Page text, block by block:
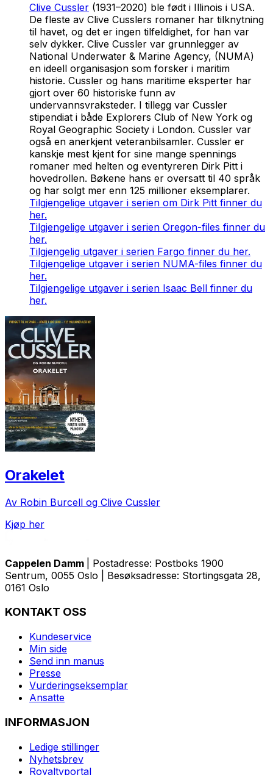
Clive Cussler (1931–2020) ble født i Illinois i USA.
De fleste av Clive Cusslers romaner har tilknytning
til havet, og det er ingen tilfeldighet, for han var
selv dykker. Clive Cussler var grunnlegger av
National Underwater & Marine Agency, (NUMA)
en ideell organisasjon som forsker i maritim
historie. Cussler og hans maritime eksperter har
gjort over 60 historiske funn av
undervannsvraksteder. I tillegg var Cussler
stipendiat i både Explorers Club of New York og
Royal Geographic Society i London. Cussler var
også en anerkjent veteranbilsamler. Cussler er
kanskje mest kjent for sine mange spennings
romaner med helten og eventyreren Dirk Pitt i
hovedrollen. Bøkene hans er oversatt til 40 språk
og har solgt mer enn 125 millioner eksemplarer.
Tilgjengelige utgaver i serien om Dirk Pitt finner du
her.
Tilgjengelige utgaver i serien Oregon-files finner du
her.
Tilgjengelig utgaver i serien Fargo finner du her.
Tilgjengelige utgaver i serien NUMA-files finner du
her.
Tilgjengelige utgaver i serien Isaac Bell finner du
her.
Orakelet
Av Robin Burcell og Clive Cussler
Kjøp her
Cappelen Damm
| Postadresse: Postboks 1900
Sentrum, 0055 Oslo | Besøksadresse: Stortingsgata 28,
0161 Oslo
KONTAKT OSS
Kundeservice
Min side
Send inn manus
Presse
Vurderingseksemplar
Ansatte
INFORMASJON
Ledige stillinger
Nyhetsbrev
Royaltyportal